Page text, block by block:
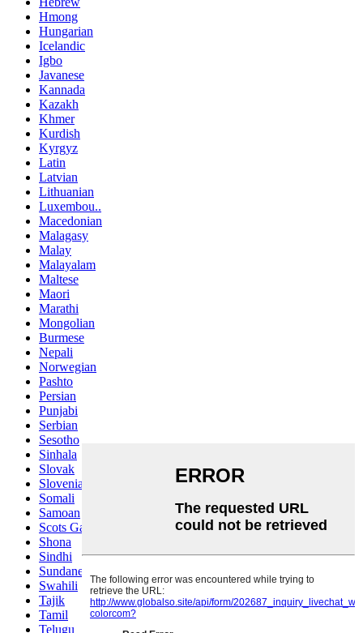
Hmong
Hungarian
Icelandic
Igbo
Javanese
Kannada
Kazakh
Khmer
Kurdish
Kyrgyz
Latin
Latvian
Lithuanian
Luxembou..
Macedonian
Malagasy
Malay
Malayalam
Maltese
Maori
Marathi
Mongolian
Burmese
Nepali
Norwegian
Pashto
Persian
Punjabi
Serbian
Sesotho
Sinhala
Slovak
Slovenian
Somali
Samoan
Scots Gaelic
Shona
Sindhi
Sundanese
Swahili
Tajik
Tamil
Telugu